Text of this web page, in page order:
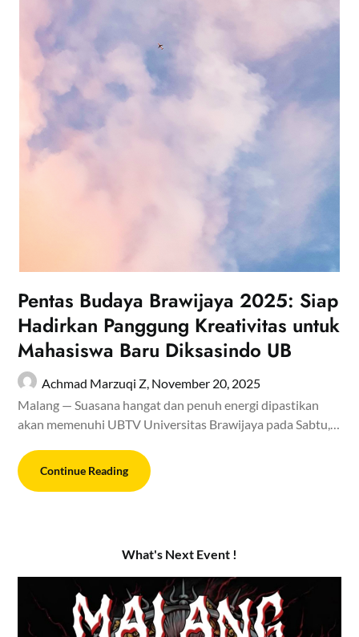
Pentas Budaya Brawijaya 2025: Siap
Hadirkan Panggung Kreativitas untuk
Mahasiswa Baru Diksasindo UB
Achmad Marzuqi Z, November 20, 2025
Malang — Suasana hangat dan penuh energi dipastikan
akan memenuhi UBTV Universitas Brawijaya pada Sabtu,…
Continue Reading
What's Next Event !